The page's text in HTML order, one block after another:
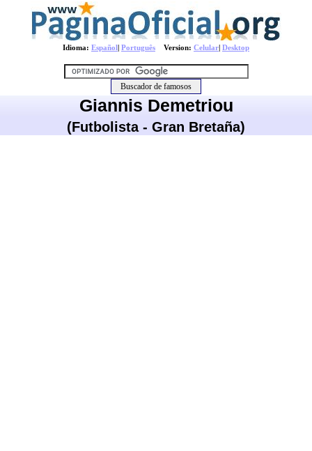
Idioma: Español| Português Version: Celular| Desktop
Giannis Demetriou
(Futbolista - Gran Bretaña)